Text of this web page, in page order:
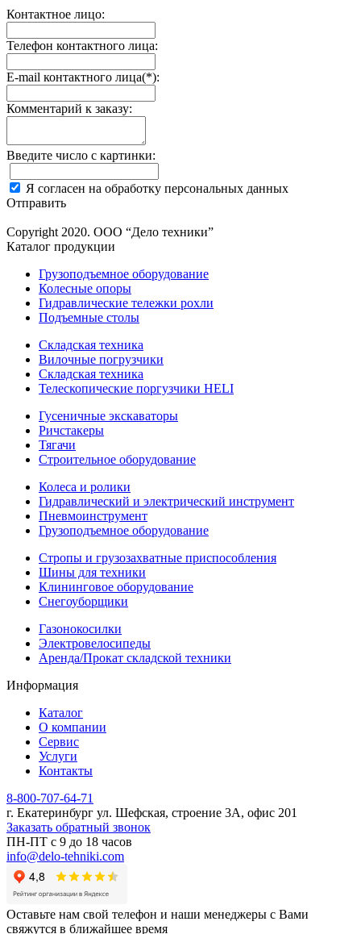
Контактное лицо:
Телефон контактного лица:
E-mail контактного лица(*):
Комментарий к заказу:
Введите число с картинки:
Я согласен на обработку персональных данных
Отправить
Copyright 2020. ООО “Дело техники”
Каталог продукции
Грузоподъемное оборудование
Колесные опоры
Гидравлические тележки рохли
Подъемные столы
Складская техника
Вилочные погрузчики
Складская техника
Телескопические поргузчики HELI
Гусеничные экскаваторы
Ричстакеры
Тягачи
Строительное оборудование
Колеса и ролики
Гидравлический и электрический инструмент
Пневмоинструмент
Грузоподъемное оборудование
Стропы и грузозахватные приспособления
Шины для техники
Клининговое оборудование
Снегоуборщики
Газонокосилки
Электровелосипеды
Аренда/Прокат складской техники
Информация
Каталог
О компании
Сервис
Услуги
Контакты
8-800-707-64-71
г. Екатеринбург ул. Шефская, строение 3А, офис 201
Заказать обратный звонок
ПН-ПТ с 9 до 18 часов
info@delo-tehniki.com
Оставьте нам свой телефон и наши менеджеры с Вами
свяжутся в ближайшее время